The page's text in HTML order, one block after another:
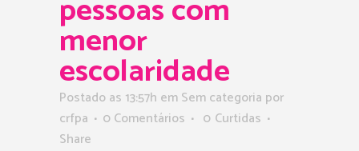
pessoas com
menor
escolaridade
Postado as 13:57h em Sem categoria por
crfpa
0 Comentários 0 Curtidas
Share